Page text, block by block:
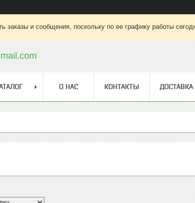
заказы и сообщения, поскольку по ее графику работы
О НАС КОНТАКТЫ